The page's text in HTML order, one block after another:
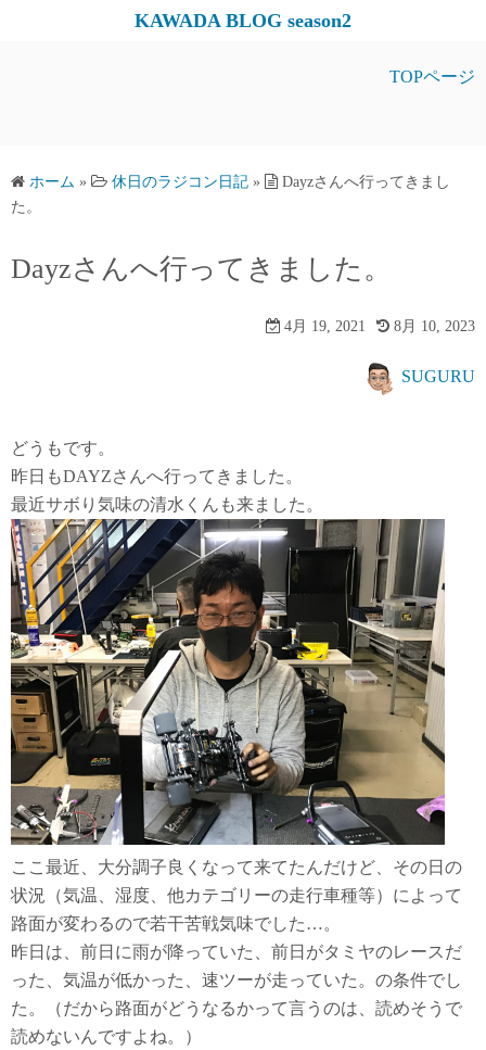
ス
キ
プ
KAWADA BLOG season2
TOPページ
ホーム » 休日のラジコン日記 »
Dayzさんへ行ってきまし
た。
Dayzさんへ行ってきました。
4月 19, 2021 8月 10, 2023
SUGURU
どうもです。
昨日もDAYZさんへ行ってきました。
最近サボり気味の清水くんも来ました。
ここ最近、大分調子良くなって来てたんだけど、その日の
状況（気温、湿度、他カテゴリーの走行車種等）によって
路面が変わるので若干苦戦気味でした…。
昨日は、前日に雨が降っていた、前日がタミヤのレースだ
った、気温が低かった、速ツーが走っていた。の条件でし
た。（だから路面がどうなるかって言うのは、読めそうで
読めないんですよね。）